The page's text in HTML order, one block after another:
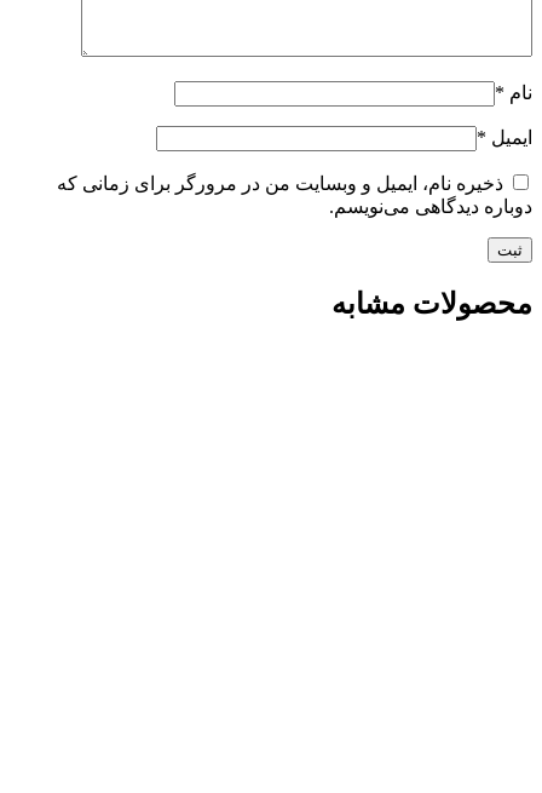
نام *
ایمیل *
ذخیره نام، ایمیل و وبسایت من در مرورگر برای زمانی که
دوباره دیدگاهی می‌نویسم.
محصولات مشابه